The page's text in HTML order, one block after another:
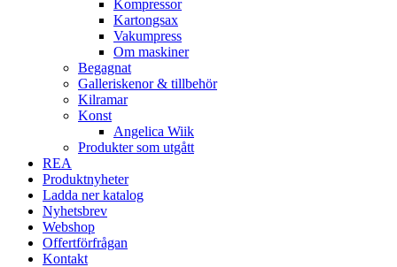
Kompressor
Kartongsax
Vakumpress
Om maskiner
Begagnat
Galleriskenor & tillbehör
Kilramar
Konst
Angelica Wiik
Produkter som utgått
REA
Produktnyheter
Ladda ner katalog
Nyhetsbrev
Webshop
Offertförfrågan
Kontakt